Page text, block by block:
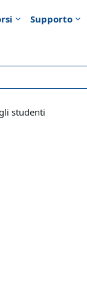
Supporto
studenti